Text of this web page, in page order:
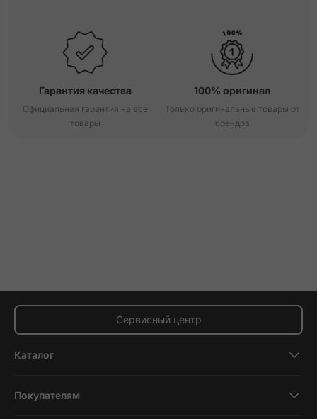
Гарантия качества
Официальная гарантия на все
товары
100% оригинал
Только оригинальные товары от
брендов
Сервисный центр
Каталог
Планшеты
Покупателям